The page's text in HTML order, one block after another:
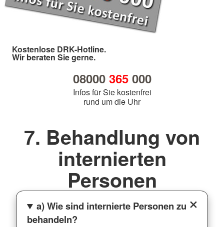
Kostenlose DRK-Hotline.
Wir beraten Sie gerne.
08000 365000
Infos für Sie kostenfrei
rund um die Uhr
7. Behandlung von
internierten
Personen
a) Wie sind internierte Personen zu
behandeln?